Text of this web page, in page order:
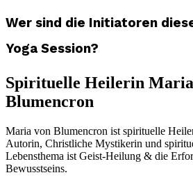
Wer sind die Initiatoren
Yoga Session?
Spirituelle Heilerin
Blumencron
Maria von Blumencron ist spirituelle
Autorin, Christliche Mystikerin und
Lebensthema ist Geist-Heilung & die
Bewusstseins.